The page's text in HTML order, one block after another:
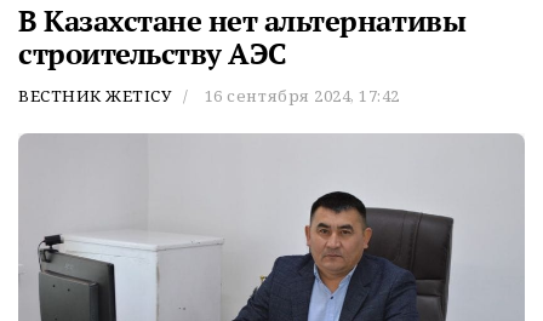
В Казахстане нет альтернативы
строительству АЭС
ВЕСТНИК ЖЕТІСУ 16 сентября 2024, 17:42